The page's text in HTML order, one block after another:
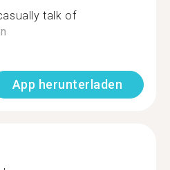
talk of
App herunterladen